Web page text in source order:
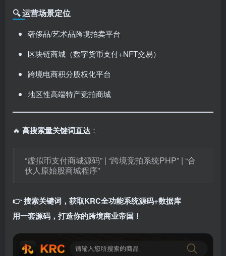
🔍 ​运营场景定位
奢侈品/艺术品跨境拍卖平台
区块链商城（数字货币支付+NFT交易）
跨境电商积分股权化平台
地区性高端特产竞拍商城
🔥 ​ 高搜索量关键词直达 ：
“虚拟币支付商城源码” | “跨境竞拍系统PHP” | “合
伙人原始股商城程序”
👉 搜索关键词，获取KRC全功能系统源码+数据库
用一套源码，打造你的跨境商业帝国！​